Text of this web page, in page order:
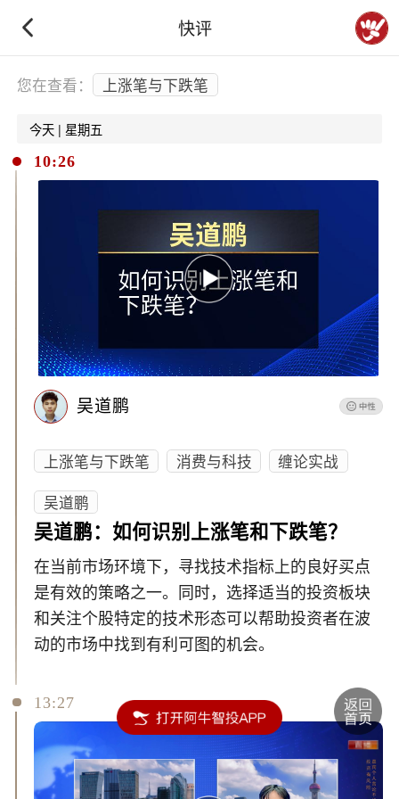
快评
下拉刷新
您在查看： 上涨笔与下跌笔
今天 | 星期五
10:26
吴道鹏
上涨笔与下跌笔 消费与科技
缠论实战
吴道鹏
吴道鹏：如何识别上涨笔和下跌笔？
在当前市场环境下，寻找技术指标上的良好买点
是有效的策略之一。同时，选择适当的投资板块
和关注个股特定的技术形态可以帮助投资者在波
动的市场中找到有利可图的机会。
13:27